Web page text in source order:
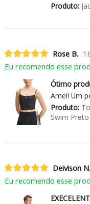
Produto:
Rose B.
Eu recomendo esse
Ótimo
Amei! Um
Produto:
Swim Preto
Deivison N.
Eu recomendo esse